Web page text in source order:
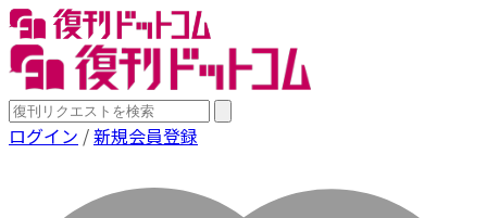
ログイン /新規会員登録